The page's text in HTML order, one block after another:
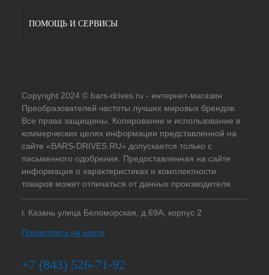
ПОМОЩЬ И СЕРВИСЫ
Copyright 2024 © bars-drives.ru - интернет-магазин
Преобразователей частоты лучших мировых брендов.
Все права защищены. Копирование и использование в
коммерческих целях информации представленной на
сайте «BARS-DRIVES.RU» допускается только с
письменного одобрения. Предоставленная на сайте
информация о характеристиках и комплектности
товаров может отличаться от данных производителя
г. Казань улица Беломорская, д.69А, корпус 2
Посмотреть на карте
+7 (843) 526-71-92